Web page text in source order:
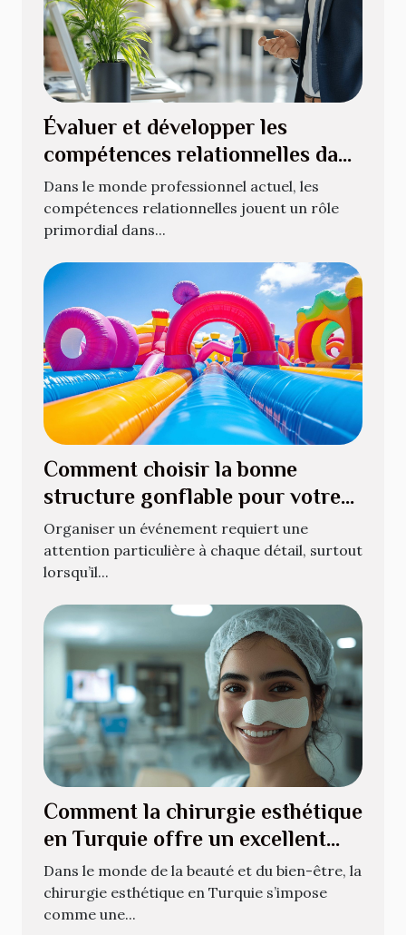
Évaluer et développer les
compétences relationnelles dans
le milieu professionnel
Dans le monde professionnel actuel, les
compétences relationnelles jouent un rôle
primordial dans...
Comment choisir la bonne
structure gonflable pour votre
événement
Organiser un événement requiert une
attention particulière à chaque détail, surtout
lorsqu’il...
Comment la chirurgie esthétique
en Turquie offre un excellent
rapport qualité-prix
Dans le monde de la beauté et du bien-être, la
chirurgie esthétique en Turquie s’impose
comme une...